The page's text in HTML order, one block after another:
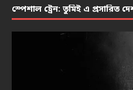
স্পেশাল ট্রেন: তুমিই এ প্রসারিত